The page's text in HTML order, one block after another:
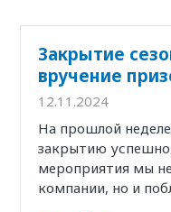
Закрытие
вручение
12.11.2024
На прошлой
закрытию
мероприятия мы
компании, но и